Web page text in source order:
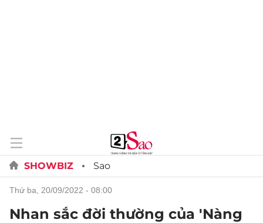
SHOWBIZ Sao
thứ ba, 20/09/2022 - 08:00
Nhan sắc đời thường của 'Nàng